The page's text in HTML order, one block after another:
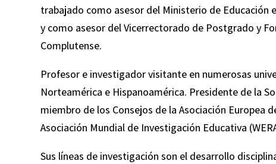
trabajado como asesor del Ministerio de Educación
y como asesor del Vicerrectorado de Postgrado y
Complutense.
Profesor e investigador visitante en numerosas
Norteamérica e Hispanoamérica. Presidente de la
miembro de los Consejos de la Asociación Europea
Asociación Mundial de Investigación Educativa
Sus líneas de investigación son el desarrollo